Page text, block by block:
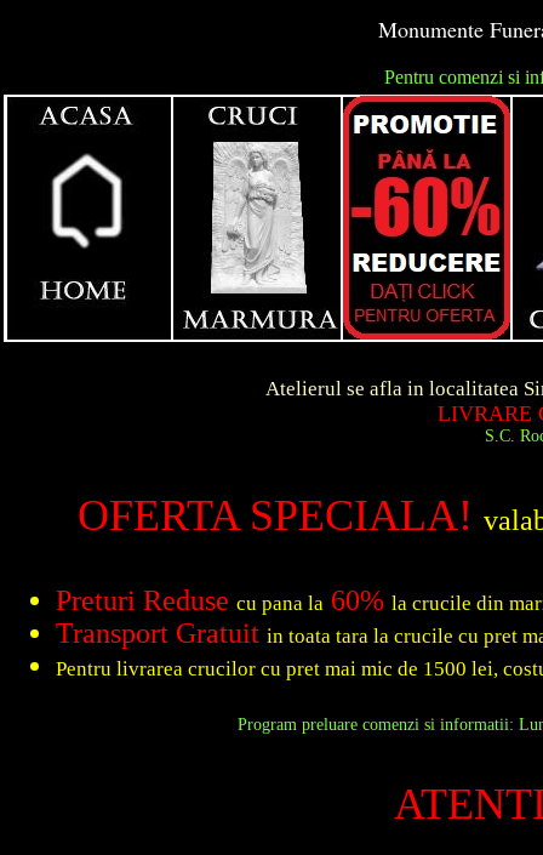
Monumente
Pentru comenzi si
Atelierul se afla in localitatea Simeria
LIVRARE
S.C. Roca Art
OFERTA SPECIALA!
Preturi Reduse cu pana la 60% la crucile din
Transport Gratuit in toata tara la crucile cu pret
Pentru livrarea crucilor cu pret mai mic de 1500 lei,
Program preluare comenzi si informatii: